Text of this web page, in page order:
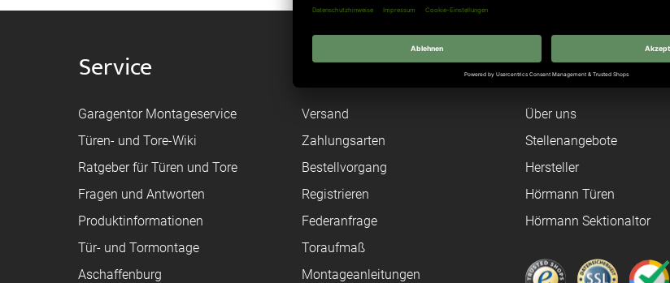
Service
Garagentor Montageservice
Türen- und Tore-Wiki
Ratgeber für Türen und Tore
Fragen und Antworten
Produktinformationen
Tür- und Tormontage
Aschaffenburg
Shop
Versand
Zahlungsarten
Bestellvorgang
Registrieren
Federanfrage
Toraufmaß
Montageanleitungen
Unternehmen
Über uns
Stellenangebote
Hersteller
Hörmann Türen
Hörmann Sektionaltor